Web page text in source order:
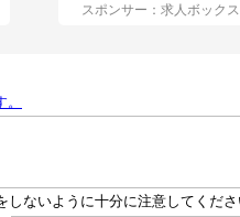
スポンサー：求人ボックス